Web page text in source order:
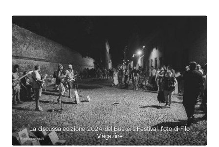
La discussa edizione 2024 del Buskers Festival, foto di Filo
Magazine